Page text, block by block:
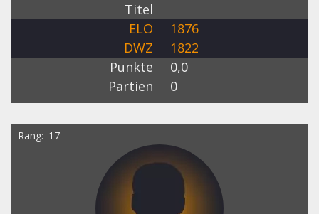
Titel
ELO
1876
DWZ
1822
Punkte
0,0
Partien
0
Rang 17